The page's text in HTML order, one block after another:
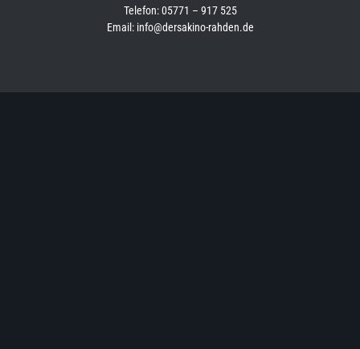
Telefon: 05771 – 917 525
Email: info@dersakino-rahden.de